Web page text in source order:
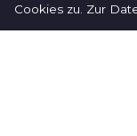
Anmeldung
Cookies zu. Zur